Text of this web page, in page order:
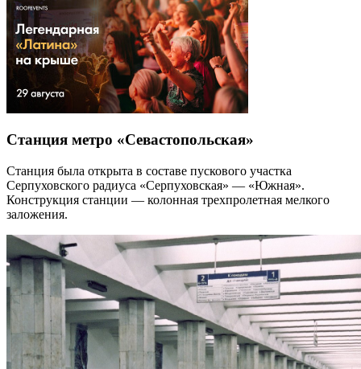
Станция метро «Севастопольская»
Станция была открыта в составе пускового участка
Серпуховского радиуса «Серпуховская» — «Южная».
Конструкция станции — колонная трехпролетная мелкого
заложения.